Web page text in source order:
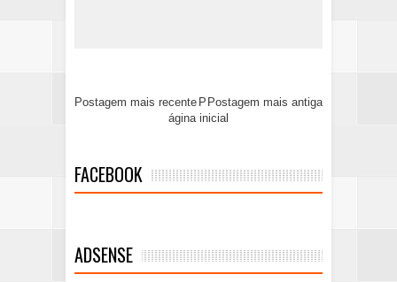
Postagem mais recente Postagem mais antiga
P
ágina inicial
FACEBOOK
ADSENSE